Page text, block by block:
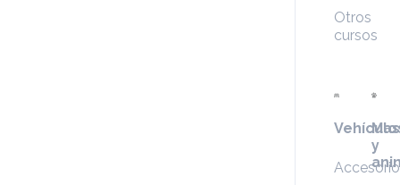
Otros
cursos
y